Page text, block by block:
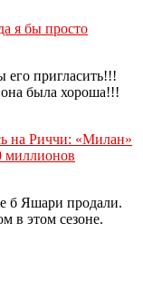
я бы просто
пригласить!!!
была хороша!!!
на Риччи: «Милан»
миллионов
б Яшари продали.
в этом сезоне.